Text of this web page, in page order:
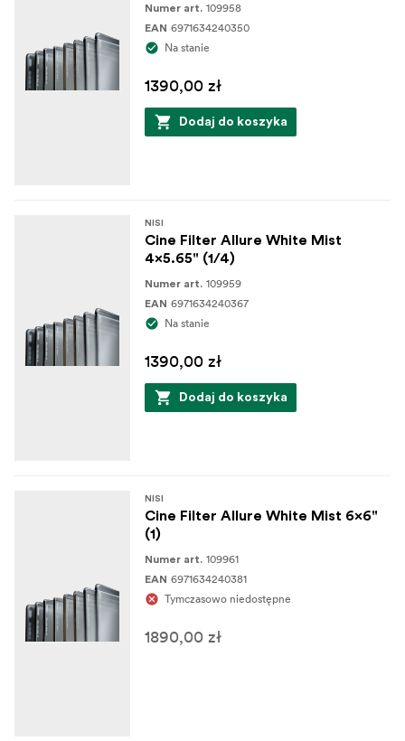
Numer art. 109958
EAN 6971634240350
Na stanie
1390,00 zł
Dodaj do koszyka
NISI
Cine Filter Allure White Mist
4x5.65" (1/4)
Numer art. 109959
EAN 6971634240367
Na stanie
1390,00 zł
Dodaj do koszyka
NISI
Cine Filter Allure White Mist 6x6"
(1)
Numer art. 109961
EAN 6971634240381
Tymczasowo niedostępne
1890,00 zł